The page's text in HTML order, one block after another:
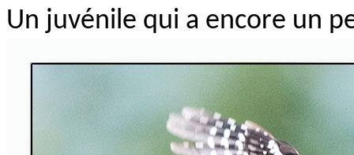
Un juvénile qui a encore un